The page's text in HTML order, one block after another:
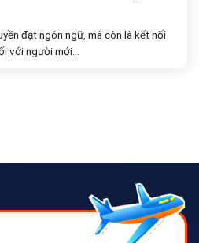
đạt ngôn ngữ, mà còn là kết nối
với người mới...